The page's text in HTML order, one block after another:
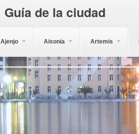
Guía de la ciudad
Ajenjo Aisonia Artemis